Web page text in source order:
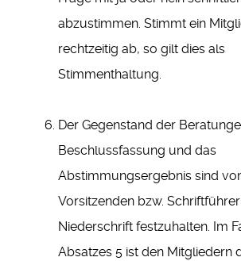
abzustimmen. Stimmt ein
rechtzeitig ab, so gilt dies als
Stimmenthaltung.
Der Gegenstand der
Beschlussfassung und das
Abstimmungsergebnis sind
Vorsitzenden bzw.
Niederschrift festzuhalten. Im
Absatzes 5 ist den Mitgliedern